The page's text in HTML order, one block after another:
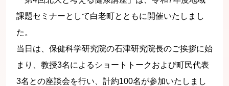
課題セミナーとして白老町とともに開催いたしまし
た。
当日は、保健科学研究院の石津研究院長のご挨拶に始
まり、教授3名によるショートトークおよび町民代表
3名との座談会を行い、計約100名が参加いたしまし